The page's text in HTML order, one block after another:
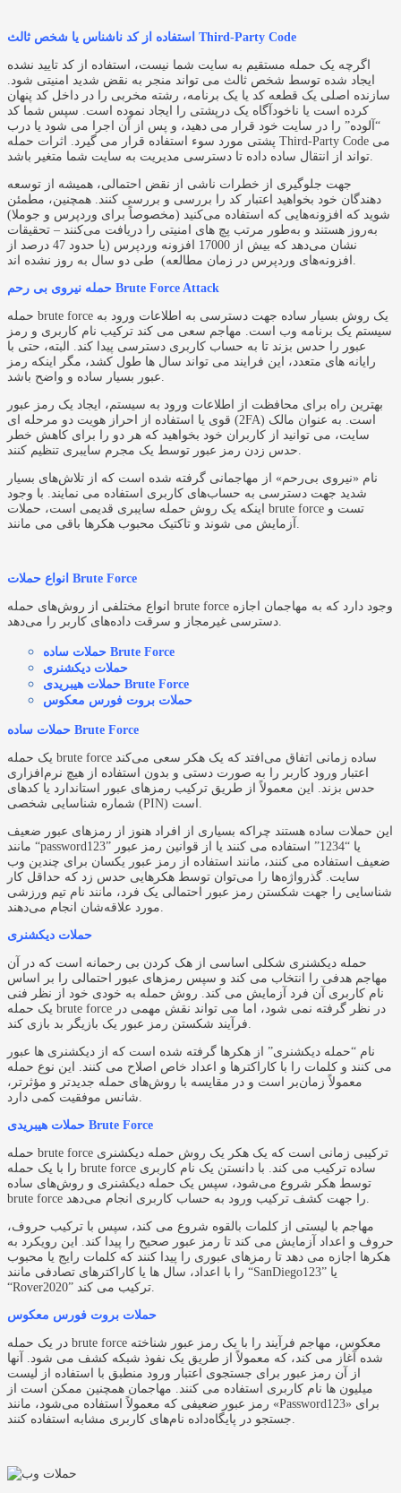
استفاده از کد ناشناس یا شخص ثالث Third-Party Code
اگرچه یک حمله مستقیم به سایت شما نیست، استفاده از کد تایید نشده
ایجاد شده توسط شخص ثالث می تواند منجر به نقض شدید امنیتی شود.
سازنده اصلی یک قطعه کد یا یک برنامه، رشته مخربی را در داخل کد پنهان
کرده است یا ناخودآگاه یک درپشتی را ایجاد نموده است. سپس شما کد
“آلوده” را در سایت خود قرار می دهید، و پس از آن اجرا می شود یا درب
پشتی مورد سوء استفاده قرار می گیرد. اثرات حمله Third-Party Code می
جهت جلوگیری از خطرات ناشی از نقض احتمالی، همیشه از توسعه
دهندگان خود بخواهید اعتبار کد را بررسی و بررسی کنند. همچنین، مطمئن
شوید که افزونه‌هایی که استفاده می‌کنید (مخصوصاً برای وردپرس و جوملا)
به‌روز هستند و به‌طور مرتب پچ های امنیتی را دریافت می‌کنند – تحقیقات
نشان می‌دهد که بیش از 17000 افزونه وردپرس (یا حدود 47 درصد از
حمله نیروی بی رحم Brute Force Attack
حمله brute force یک روش بسیار ساده جهت دسترسی به اطلاعات ورود به
سیستم یک برنامه وب است. مهاجم سعی می کند ترکیب نام کاربری و رمز
عبور را حدس بزند تا به حساب کاربری دسترسی پیدا کند. البته، حتی با
رایانه های متعدد، این فرایند می تواند سال ها طول کشد، مگر اینکه رمز
بهترین راه برای محافظت از اطلاعات ورود به سیستم، ایجاد یک رمز عبور
قوی یا استفاده از احراز هویت دو مرحله ای (2FA) است. به عنوان مالک
سایت، می توانید از کاربران خود بخواهید که هر دو را برای کاهش خطر
نام «نیروی بی‌رحم» از مهاجمانی گرفته شده است که از تلاش‌های بسیار
شدید جهت دسترسی به حساب‌های کاربری استفاده می نمایند. با وجود
اینکه یک روش حمله سایبری قدیمی است، حملات brute force تست و
انواع حملات Brute Force
انواع مختلفی از روش‌های حمله brute force وجود دارد که به مهاجمان اجازه
حملات ساده Brute Force
حملات دیکشنری
حملات هیبریدی Brute Force
حملات بروت فورس معکوس
حملات ساده Brute Force
یک حمله brute force ساده زمانی اتفاق می‌افتد که یک هکر سعی می‌کند
اعتبار ورود کاربر را به صورت دستی و بدون استفاده از هیچ نرم‌افزاری
حدس بزند. این معمولاً از طریق ترکیب رمزهای عبور استاندارد یا کدهای
این حملات ساده هستند چراکه بسیاری از افراد هنوز از رمزهای عبور ضعیف
مانند “password123” یا “1234” استفاده می کنند یا از قوانین رمز عبور
ضعیف استفاده می کنند، مانند استفاده از رمز عبور یکسان برای چندین وب
سایت. گذرواژه‌ها را می‌توان توسط هکرهایی حدس زد که حداقل کار
شناسایی را جهت شکستن رمز عبور احتمالی یک فرد، مانند نام تیم ورزشی
حملات دیکشنری
حمله دیکشنری شکلی اساسی از هک کردن بی رحمانه است که در آن
مهاجم هدفی را انتخاب می کند و سپس رمزهای عبور احتمالی را بر اساس
نام کاربری آن فرد آزمایش می کند. روش حمله به خودی خود از نظر فنی
یک حمله brute force در نظر گرفته نمی شود، اما می تواند نقش مهمی در
نام “حمله دیکشنری” از هکرها گرفته شده است که از دیکشنری ها عبور
می کنند و کلمات را با کاراکترها و اعداد خاص اصلاح می کنند. این نوع حمله
معمولاً زمان‌بر است و در مقایسه با روش‌های حمله جدیدتر و مؤثرتر،
حملات هیبریدی Brute Force
حمله brute force ترکیبی زمانی است که یک هکر یک روش حمله دیکشنری
را با یک حمله brute force ساده ترکیب می کند. با دانستن یک نام کاربری
توسط هکر شروع می‌شود، سپس یک حمله دیکشنری و روش‌های ساده
مهاجم با لیستی از کلمات بالقوه شروع می کند، سپس با ترکیب حروف،
حروف و اعداد آزمایش می کند تا رمز عبور صحیح را پیدا کند. این رویکرد به
هکرها اجازه می دهد تا رمزهای عبوری را پیدا کنند که کلمات رایج یا محبوب
را با اعداد، سال ها یا کاراکترهای تصادفی مانند “SanDiego123” یا
حملات بروت فورس معکوس
در یک حمله brute force معکوس، مهاجم فرآیند را با یک رمز عبور شناخته
شده آغاز می کند، که معمولاً از طریق یک نفوذ شبکه کشف می شود. آنها
از آن رمز عبور برای جستجوی اعتبار ورود منطبق با استفاده از لیست
میلیون ها نام کاربری استفاده می کنند. مهاجمان همچنین ممکن است از
رمز عبور ضعیفی که معمولاً استفاده می‌شود، مانند «Password123» برای